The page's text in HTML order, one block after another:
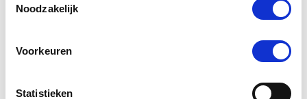
Noodzakelijk
Voorkeuren
Statistieken